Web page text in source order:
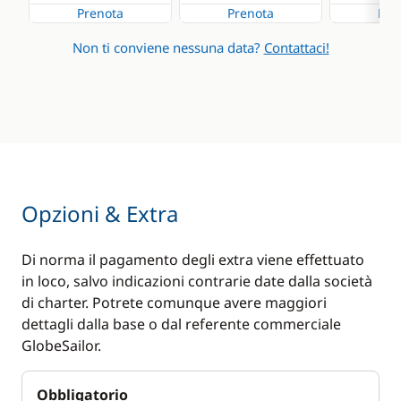
Prenota Prenota
Non ti conviene nessuna data? Contattaci!
Opzioni & Extra
Di norma il pagamento degli extra viene effettuato
in loco, salvo indicazioni contrarie date dalla società
di charter. Potrete comunque avere maggiori
dettagli dalla base o dal referente commerciale
GlobeSailor.
Obbligatorio